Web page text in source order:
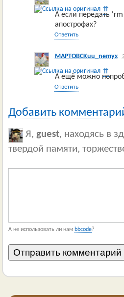
⇈
А если передать
апострофах?
Ответить
MAPTOBCKuu_nemyx
⇈
А ещё можно
Ответить
Добавить
Я,guest, находясь в
твердой памяти,
А не использовать ли нам bbcode?